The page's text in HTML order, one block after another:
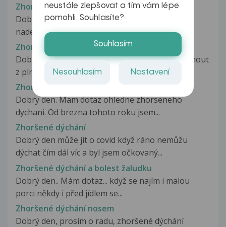
Zhoršené dýchání
Dobrý den. Trápí mě únava, nemůžu se
nadechnout z plných plic, dále mě trápí...
Zhoršené dýchání
Dobrý Den trápí mě únava, nemůžu se nadechnout
z plných plic, dále mě trápí...
Zhoršené dýchání
Dobry den. Mam dotaz ohledne zhorseneho
dychani. Od brezna tohoto roku jsem...
Zhoršené dýchání
Dobrý den může jít o covid když ráno nemůžu
dýchat čím dál víc a byl jsem očkovaný...
Zhoršené dýchání a bolest žaludku
Dobrý den.. Mám dotaz... když se najím i malou
porci někdy i před jídlem se...
Zhoršené dýchání nosem
Dobrý den, prosím o radu, zhoršené dýchání
neustále zlepšovat a tím vám lépe
pomohli. Souhlasíte?
Souhlasím
Nesouhlasím Nastavení